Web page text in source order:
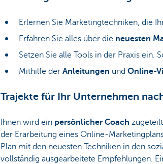
Erlernen Sie Marketingtechniken, die
Erfahren Sie alles über die neuesten
Setzen Sie alle Tools in der Praxis ein.
Mithilfe der Anleitungen und Online-
Trajekte für Ihr Unternehmen
Ihnen wird ein persönlicher Coach
der Erarbeitung eines Online-
Plan mit den neuesten Techniken in den
vollständig ausgearbeitete Empfehlungen.